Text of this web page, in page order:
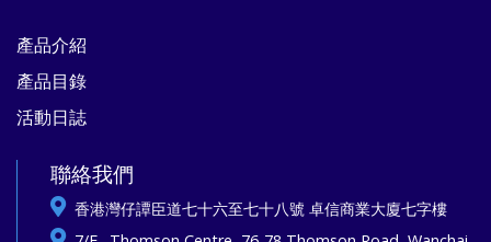
產品介紹
產品目錄
活動日誌
聯絡我們
香港灣仔譚臣道七十六至七十八號 卓信商業大廈七字樓